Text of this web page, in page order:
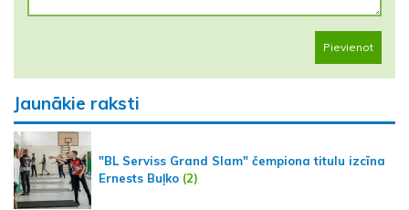
Pievienot
Jaunākie raksti
"BL Serviss Grand Slam" čempiona titulu izcīna
Ernests Buļko (2)